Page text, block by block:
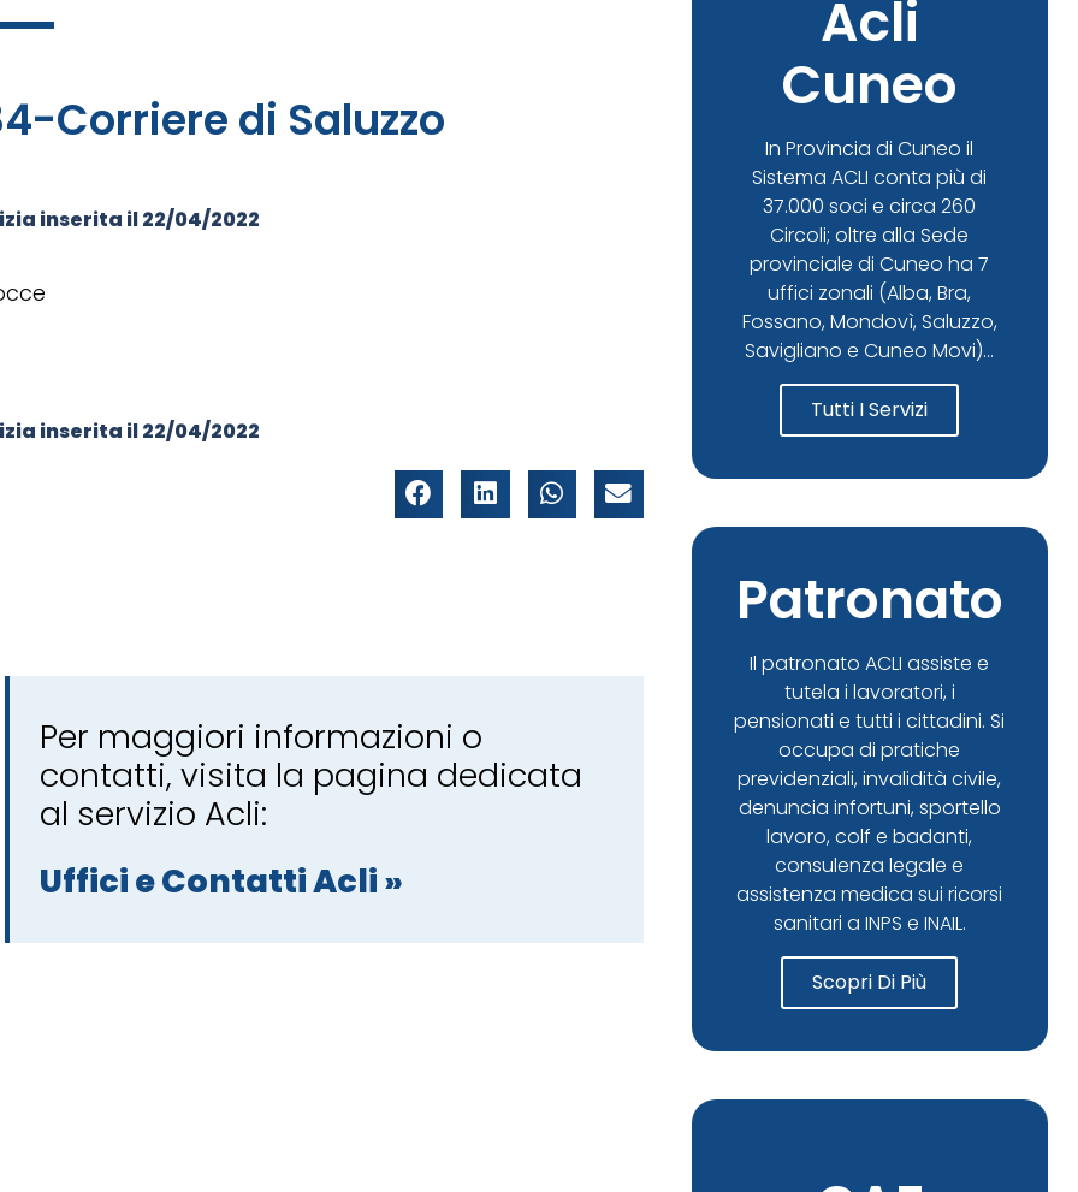
Corriere di Saluzzo
inserita il22/04/2022
inserita il22/04/2022
Per maggiori informazioni o
contatti, visita la pagina dedicata
al servizio Acli:
Uffici e Contatti Acli »
Acli
Cuneo
In Provincia di Cuneo il
Sistema ACLI conta più di
37.000 soci e circa 260
Circoli; oltre alla Sede
provinciale di Cuneo ha 7
uffici zonali (Alba, Bra,
Fossano, Mondovì, Saluzzo,
Savigliano e Cuneo Movi)...
Tutti I Servizi
Patronato
Il patronato ACLI assiste e
tutela i lavoratori, i
pensionati e tutti i cittadini. Si
occupa di pratiche
previdenziali, invalidità civile,
denuncia infortuni, sportello
lavoro, colf e badanti,
consulenza legale e
assistenza medica sui ricorsi
sanitari a INPS e INAIL.
Scopri Di Più